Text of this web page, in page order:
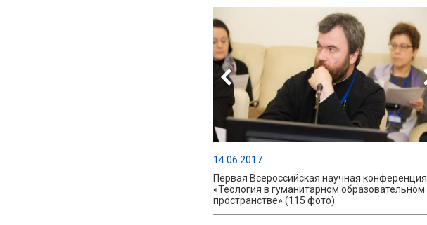
14.06.2017
Первая Всероссийская научная конференция
«Теология в гуманитарном образовательном
пространстве» (115 фото)